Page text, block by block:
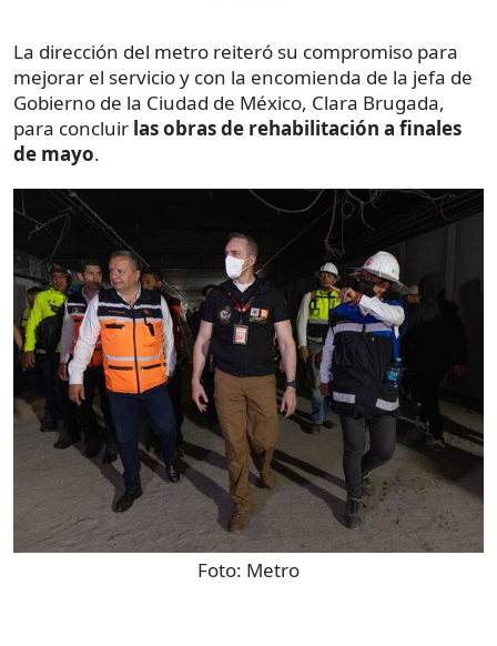
La dirección del metro reiteró su compromiso para
mejorar el servicio y con la encomienda de la jefa de
Gobierno de la Ciudad de México, Clara Brugada,
para concluir las obras de rehabilitación a finales
de mayo.
Foto: Metro